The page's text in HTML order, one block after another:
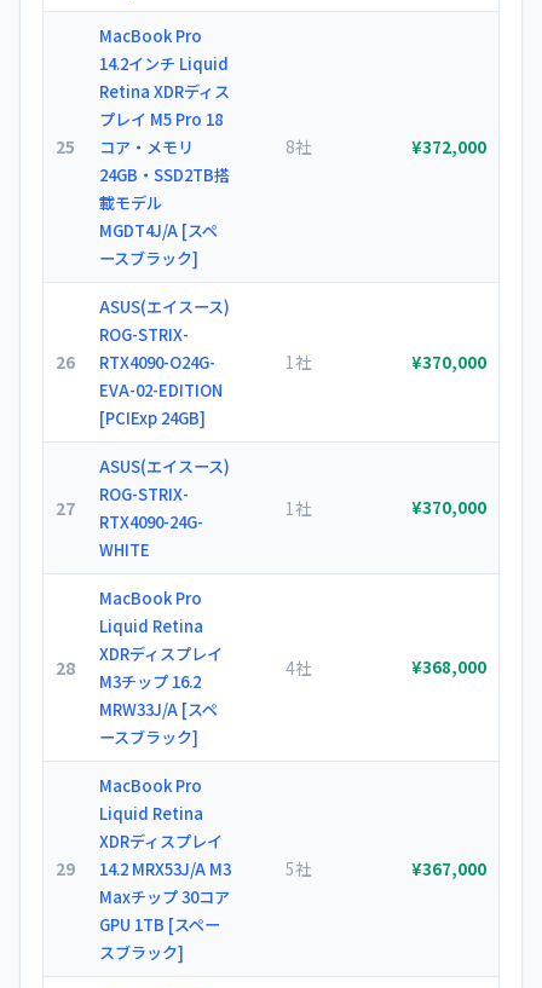
25
MacBook Pro
14.2インチ Liquid
Retina XDRディス
プレイ M5 Pro 18
コア・メモリ
24GB・SSD2TB搭
載モデル
MGDT4J/A [スペ
ースブラック]
8社 ¥372,000
26
ASUS(エイスース)
ROG-STRIX-
RTX4090-O24G-
EVA-02-EDITION
[PCIExp 24GB]
1社 ¥370,000
27
ASUS(エイスース)
ROG-STRIX-
RTX4090-24G-
WHITE
1社 ¥370,000
28
MacBook Pro
Liquid Retina
XDRディスプレイ
M3チップ 16.2
MRW33J/A [スペ
ースブラック]
4社 ¥368,000
29
MacBook Pro
Liquid Retina
XDRディスプレイ
14.2 MRX53J/A M3
Maxチップ 30コア
GPU 1TB [スペー
スブラック]
5社 ¥367,000